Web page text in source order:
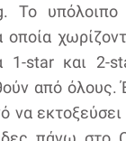
Το υπόλοιπο
star και 2-
από όλους.
να